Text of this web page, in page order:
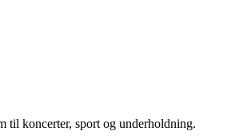
til koncerter, sport og underholdning.